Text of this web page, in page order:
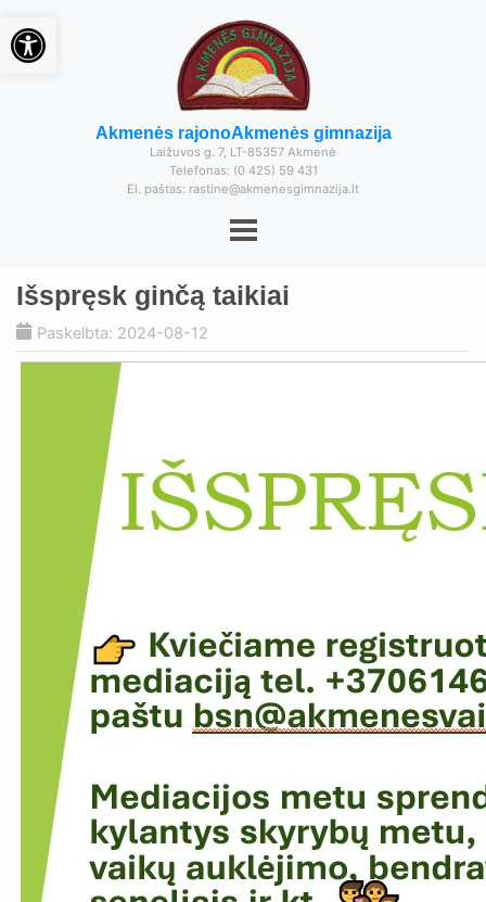
Akmenės rajonoAkmenės gimnazija
Laižuvos g. 7, LT-85357 Akmenė
Telefonas: (0 425) 59 431
El. paštas: rastine@akmenesgimnazija.lt
Išspręsk ginčą taikiai
Paskelbta: 2024-08-12
Open toolbar